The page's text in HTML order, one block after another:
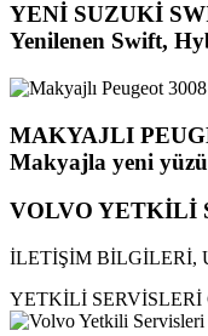
YENİ SUZUKİ
Yenilenen Swift,
MAKYAJLI
Makyajla yeni
VOLVO YETKİLİ
İLETİŞİM BİLGİLERİ,
YETKİLİ SERVİSLERİ